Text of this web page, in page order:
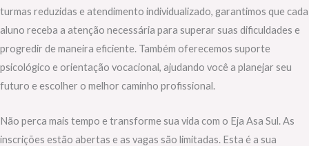
turmas reduzidas e atendimento individualizado, garantimos que cada
aluno receba a atenção necessária para superar suas dificuldades e
progredir de maneira eficiente. Também oferecemos suporte
psicológico e orientação vocacional, ajudando você a planejar seu
futuro e escolher o melhor caminho profissional.
Não perca mais tempo e transforme sua vida com o Eja Asa Sul. As
inscrições estão abertas e as vagas são limitadas. Esta é a sua